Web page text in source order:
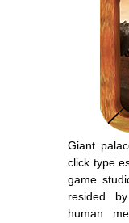
Giant
click type
game
resided
human